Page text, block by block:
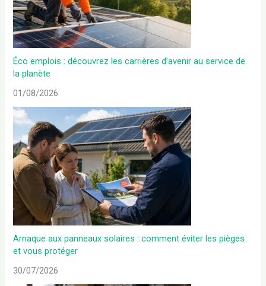
Éco emplois : découvrez les carrières d’avenir au service de
la planète
01/08/2026
Arnaque aux panneaux solaires : comment éviter les pièges
et vous protéger
30/07/2026